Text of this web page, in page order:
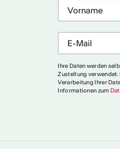
Ihre Daten werden
Zustellung verwendet.
Verarbeitung Ihrer
Informationen zum